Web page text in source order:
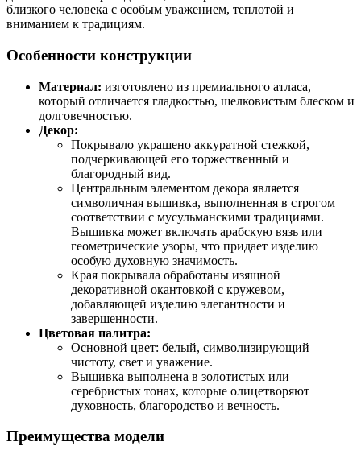
близкого человека с особым уважением, теплотой и
вниманием к традициям.
Особенности конструкции
Материал: изготовлено из премиального атласа,
который отличается гладкостью, шелковистым блеском и
долговечностью.
Декор:
Покрывало украшено аккуратной стежкой,
подчеркивающей его торжественный и
благородный вид.
Центральным элементом декора является
символичная вышивка, выполненная в строгом
соответствии с мусульманскими традициями.
Вышивка может включать арабскую вязь или
геометрические узоры, что придает изделию
особую духовную значимость.
Края покрывала обработаны изящной
декоративной окантовкой с кружевом,
добавляющей изделию элегантности и
завершенности.
Цветовая палитра:
Основной цвет: белый, символизирующий
чистоту, свет и уважение.
Вышивка выполнена в золотистых или
серебристых тонах, которые олицетворяют
духовность, благородство и вечность.
Преимущества модели